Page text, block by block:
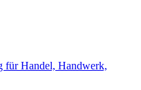
für Handel, Handwerk,